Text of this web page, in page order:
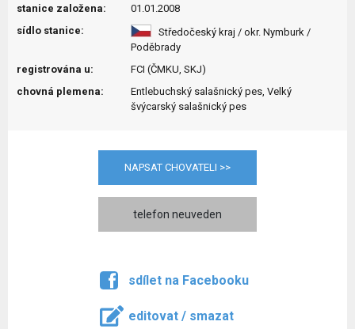
stanice založena:
01.01.2008
sídlo stanice:
Středočeský kraj / okr. Nymburk /
Poděbrady
registrována u:
FCI (ČMKU, SKJ)
chovná plemena:
Entlebuchský salašnický pes, Velký
švýcarský salašnický pes
NAPSAT CHOVATELI >>
telefon neuveden
sdílet na Facebooku
editovat / smazat